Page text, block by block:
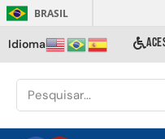
BRASIL
Idioma